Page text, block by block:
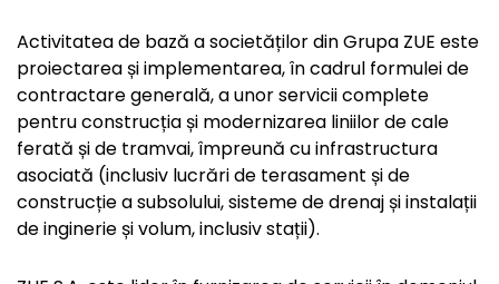
Activitatea de bază a societăților din Grupa ZUE este
proiectarea și implementarea, în cadrul formulei de
contractare generală, a unor servicii complete
pentru construcția și modernizarea liniilor de cale
ferată și de tramvai, împreună cu infrastructura
asociată (inclusiv lucrări de terasament și de
construcție a subsolului, sisteme de drenaj și instalații
de inginerie și volum, inclusiv stații).